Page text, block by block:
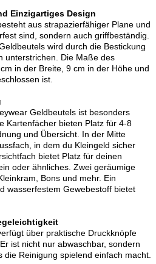
Einzigartiges Design
aus strapazierfähiger Plane und
sind, sondern auch griffbeständig.
wird durch die Bestickung
unterstrichen. Die Maße des
in der Breite, 9 cm in der Höhe und
ist.
Geldbeutels ist besonders
Kartenfächer bieten Platz für 4-8
und Übersicht. In der Mitte
in dem du Kleingeld sicher
bietet Platz für deinen
oder ähnliches. Zwei geräumige
Bons und mehr. Ein
wasserfestem Gewebestoff bietet
über praktische Druckknöpfe
ist nicht nur abwaschbar, sondern
die Reinigung spielend einfach macht.